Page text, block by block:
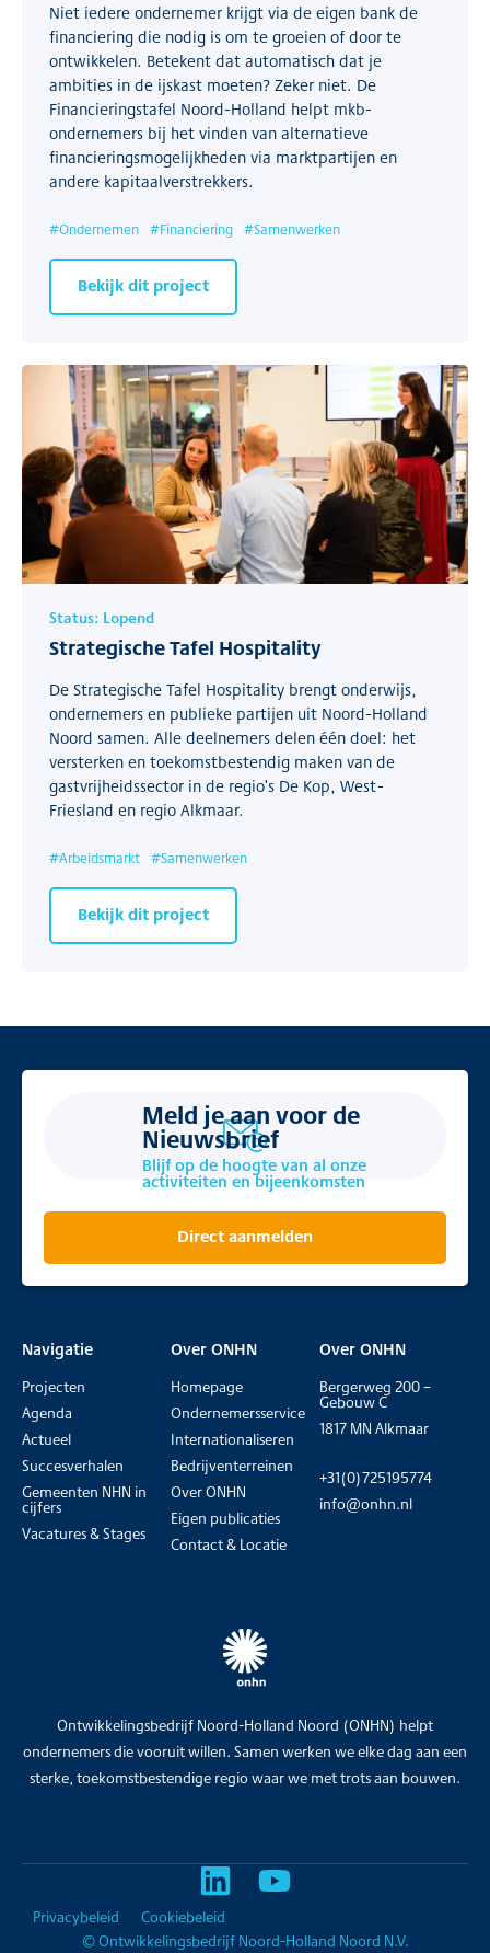
Niet iedere ondernemer krijgt via de eigen bank de
financiering die nodig is om te groeien of door te
ontwikkelen. Betekent dat automatisch dat je
ambities in de ijskast moeten? Zeker niet. De
Financieringstafel Noord-Holland helpt mkb-
ondernemers bij het vinden van alternatieve
financieringsmogelijkheden via marktpartijen en
andere kapitaalverstrekkers.
#Ondernemen #Financiering #Samenwerken
Bekijk dit project
Status: Lopend
Strategische Tafel Hospitality
De Strategische Tafel Hospitality brengt onderwijs,
ondernemers en publieke partijen uit Noord-Holland
Noord samen. Alle deelnemers delen één doel: het
versterken en toekomstbestendig maken van de
gastvrijheidssector in de regio’s De Kop, West-
Friesland en regio Alkmaar.
#Arbeidsmarkt #Samenwerken
Bekijk dit project
Meld je aan voor de
Nieuwsbrief
Blijf op de hoogte van al onze
activiteiten en bijeenkomsten
Direct aanmelden
Ontwikkelingsbedrijf Noord-Holland Noord (ONHN) helpt
ondernemers die vooruit willen. Samen werken we elke dag aan een
sterke, toekomstbestendige regio waar we met trots aan bouwen.
Navigatie
Projecten
Agenda
Actueel
Succesverhalen
Gemeenten NHN in
cijfers
Vacatures & Stages
Over ONHN
Homepage
Ondernemersservice
Internationaliseren
Bedrijventerreinen
Over ONHN
Eigen publicaties
Contact & Locatie
Over ONHN
Bergerweg 200 –
Gebouw C
1817 MN Alkmaar
+31(0)725195774
info@onhn.nl
© Ontwikkelingsbedrijf Noord-Holland Noord N.V.
Privacybeleid Cookiebeleid